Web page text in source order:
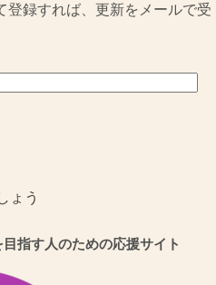
登録すれば、更新をメールで受
ょう
指す人のための応援サイト